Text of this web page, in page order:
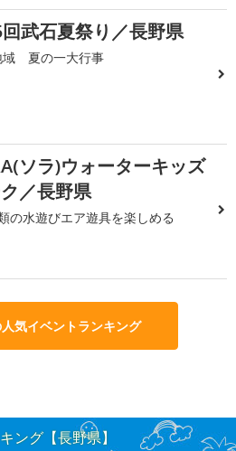
武石夏祭り／長野県
域 夏の一大行事
ソラ)ウォーターキッズ
／長野県
の水遊びエア遊具を楽しめる
気イベントランキング
ング【長野県】